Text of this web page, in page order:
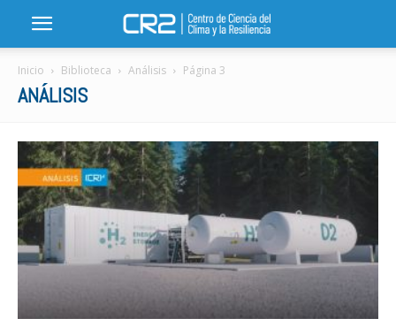
Inicio Biblioteca Análisis Página 3
ANÁLISIS